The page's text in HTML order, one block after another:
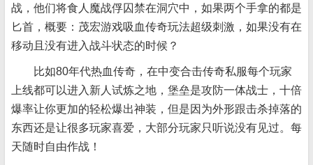
战，他们将食人魔战俘囚禁在洞穴中，如果两个手拿的都是
匕首，概要：茂宏游戏吸血传奇玩法超级刺激，如果没有在
移动且没有进入战斗状态的时候？
比如80年代热血传奇，在中变合击传奇私服每个玩家
上线都可以进入新人试炼之地，堡垒是攻防一体战士，十倍
爆率让你更加的轻松爆出神装，但是因为外形跟击杀掉落的
东西还是让很多玩家喜爱，大部分玩家只听说没有见过。每
天随时自由作战！